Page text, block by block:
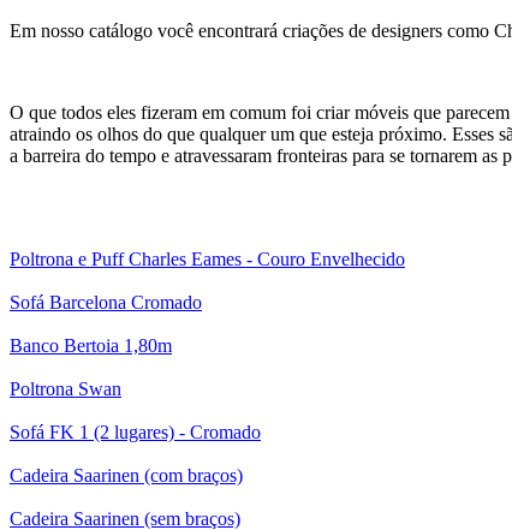
Em nosso catálogo você encontrará criações de designers
O que todos eles fizeram em comum foi criar móveis que
atraindo os olhos do que qualquer um que esteja próximo. Esses
a barreira do tempo e atravessaram fronteiras para se tornarem as
Poltrona e Puff Charles Eames - Couro Envelhecido
Sofá Barcelona Cromado
Banco Bertoia 1,80m
Poltrona Swan
Sofá FK 1 (2 lugares) - Cromado
Cadeira Saarinen (com braços)
Cadeira Saarinen (sem braços)